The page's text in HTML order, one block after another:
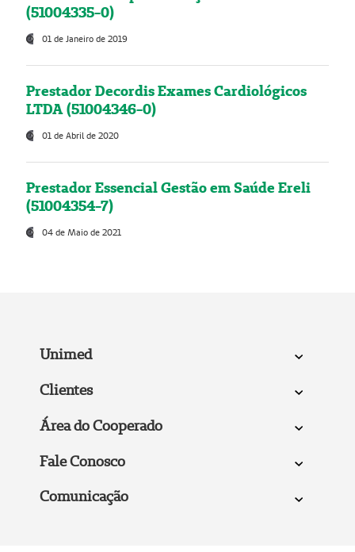
(51004335-0)
01 de Janeiro de 2019
Prestador Decordis Exames Cardiológicos
LTDA (51004346-0)
01 de Abril de 2020
Prestador Essencial Gestão em Saúde Ereli
(51004354-7)
04 de Maio de 2021
Unimed
Clientes
Área do Cooperado
Fale Conosco
Comunicação